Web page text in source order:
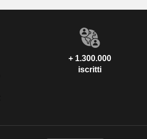
+ 1.300.000
iscritti